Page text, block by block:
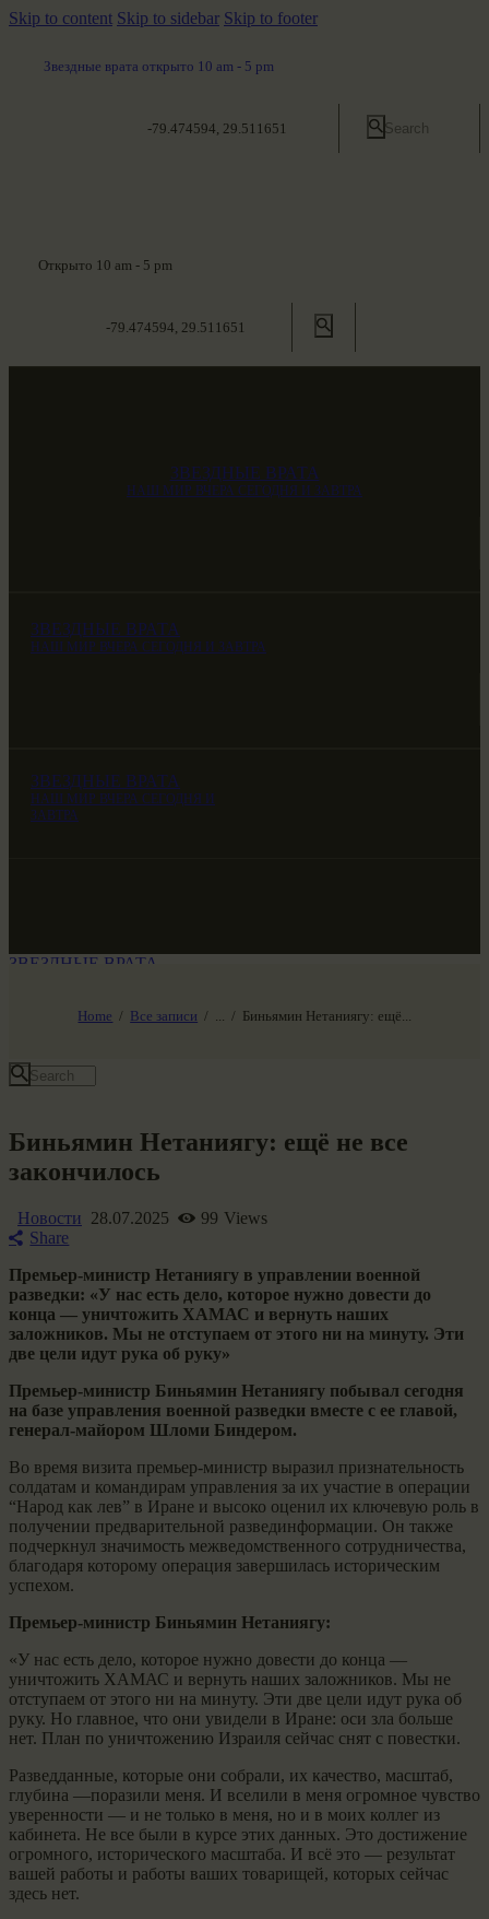
Skip to content Skip to sidebar Skip to footer
Звездные врата открыто 10 am - 5 pm
-79.474594, 29.511651
Открыто 10 am - 5 pm
-79.474594, 29.511651
ЗВЕЗДНЫЕ ВРАТА
НАШ МИР ВЧЕРА СЕГОДНЯ И ЗАВТРА
ЗВЕЗДНЫЕ ВРАТА
НАШ МИР ВЧЕРА СЕГОДНЯ И ЗАВТРА
ЗВЕЗДНЫЕ ВРАТА
НАШ МИР ВЧЕРА СЕГОДНЯ И
ЗАВТРА
Home Все записи Биньямин Нетаниягу: ещё...
ЗВЕЗДНЫЕ ВРАТА
SG-6
Биньямин Нетаниягу: ещё не все
закончилось
Новости 28.07.2025 99 Views
Share
Премьер-министр Нетаниягу в управлении военной
разведки: «У нас есть дело, которое нужно довести до
конца — уничтожить ХАМАС и вернуть наших
заложников. Мы не отступаем от этого ни на минуту. Эти
две цели идут рука об руку»
Премьер-министр Биньямин Нетаниягу побывал сегодня
на базе управления военной разведки вместе с ее главой,
генерал-майором Шломи Биндером.
Во время визита премьер-министр выразил признательность
солдатам и командирам управления за их участие в операции
“Народ как лев” в Иране и высоко оценил их ключевую роль в
получении предварительной развединформации. Он также
подчеркнул значимость межведомственного сотрудничества,
благодаря которому операция завершилась историческим
успехом.
Премьер-министр Биньямин Нетаниягу:
«У нас есть дело, которое нужно довести до конца —
уничтожить ХАМАС и вернуть наших заложников. Мы не
отступаем от этого ни на минуту. Эти две цели идут рука об
руку. Но главное, что они увидели в Иране: оси зла больше
нет. План по уничтожению Израиля сейчас снят с повестки.
Разведданные, которые они собрали, их качество, масштаб,
глубина —поразили меня. И вселили в меня огромное чувство
уверенности — и не только в меня, но и в моих коллег из
кабинета. Не все были в курсе этих данных. Это достижение
огромного, исторического масштаба. И всё это — результат
вашей работы и работы ваших товарищей, которых сейчас
здесь нет.